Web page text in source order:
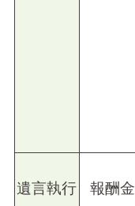
遺言執行 報酬金